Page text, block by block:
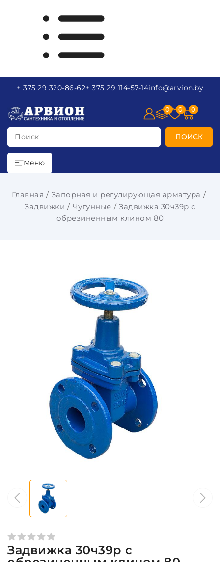
+ 375 29 320-86-62+ 375 29 114-57-14info@arvion.by
Поиск ПОИСК
0 0 0
Меню
Главная
Запорная и регулирующая арматура
Задвижки
Чугунные
Задвижка 30ч39р с
обрезиненным клином 80
Задвижка 30ч39р с